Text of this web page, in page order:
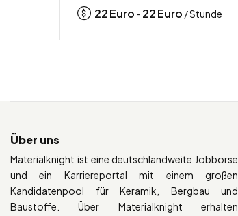
22Euro - 22Euro / Stunde
Über uns
Materialknight ist eine deutschlandweite Jobbörse
und ein Karriereportal mit einem großen
Kandidatenpool für Keramik, Bergbau und
Baustoffe. Über Materialknight erhalten